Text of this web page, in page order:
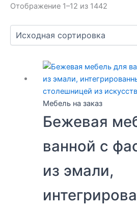
Отображение 1–12 из 1442
Мебель на заказ
Бежевая
ванной с
из эмали,